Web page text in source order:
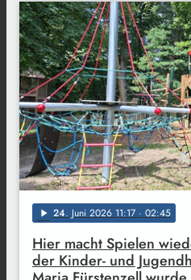
play_arrow 24. Juni 2026 11:17 · 02:45
Hier macht Spielen
der Kinder- und